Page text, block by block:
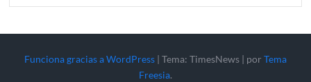
Funciona gracias a WordPress | Tema: TimesNews | por Tema
Freesia.